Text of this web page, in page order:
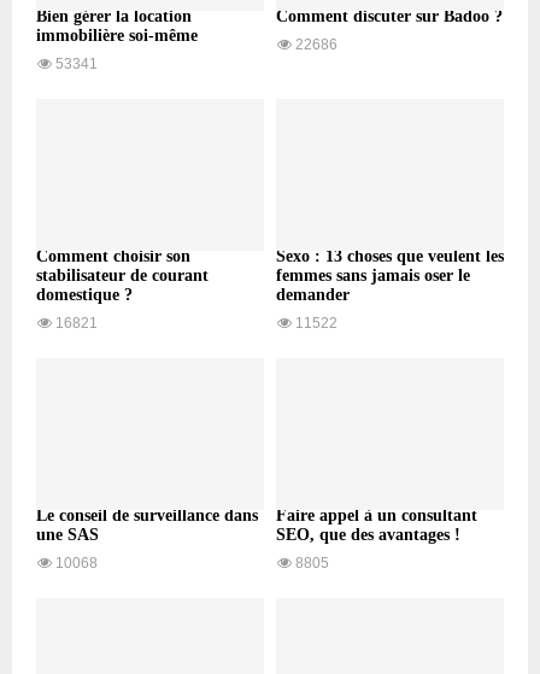
Bien gérer la location
immobilière soi-même
53341
Comment discuter sur Badoo ?
22686
Comment choisir son
stabilisateur de courant
domestique ?
16821
Sexo : 13 choses que veulent les
femmes sans jamais oser le
demander
11522
Le conseil de surveillance dans
une SAS
10068
Faire appel à un consultant
SEO, que des avantages !
8805